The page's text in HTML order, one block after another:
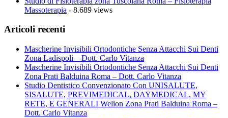
Massoterapia - 8.689 views
Articoli recenti
Mascherine Invisibili Ortodontiche Senza Attacchi Sui Denti
Zona Ladispoli – Dott. Carlo Vitanza
Mascherine Invisibili Ortodontiche Senza Attacchi Sui Denti
Zona Prati Balduina Roma – Dott. Carlo Vitanza
Studio Dentistico Convenzionato Con UNISALUTE,
SISALUTE, PREVIMEDICAL, DAYMEDICAL, MY
RETE, E GENERALI Welion Zona Prati Balduina Roma –
Dott. Carlo Vitanza